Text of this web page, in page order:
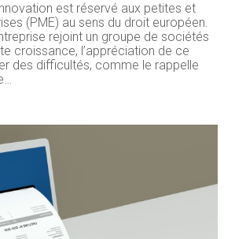
est réservé aux petites et
(PME) au sens du droit européen.
rejoint un groupe de sociétés
croissance, l’appréciation de ce
des difficultés, comme le rappelle